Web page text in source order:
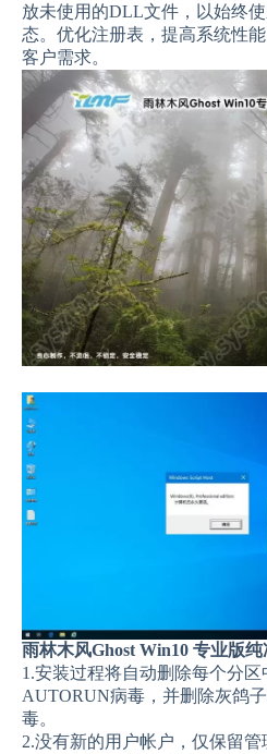
放未使用的DLL文件，以始终
态。优化注册表，提高系统性
客户需求。
雨林木风Ghost Win10 专业版
1.安装过程将自动删除每个分区
AUTORUN病毒，并删除灰鸽
毒。
2.没有新的用户帐户，仅保留管